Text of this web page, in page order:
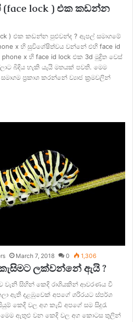
(face lock ) එක කඩන්න
) එක කඩන්න පුළුවන්ද ? ඇපල් සමාගමේ
x හි සුවිශේෂිත්වය වන්නේ එහි face id
x හි face id lock එක 3d මුද්‍රිත වෙස්
බිදිය හැකි යැයි මතයක් පවති. මෙම
ප්‍රකාශ කරන්නේ ව්‍යාජ ක්‍රමවලින්
March 7, 2018 0 1,306
ලක්වන්නේ ඇයි ?
වැනි සිහින් කෙදි රාශියකින් ආවරණය වී
ඇති දළඹුවෙක් අපගේ ශරිරයට ස්පර්ශ
කෙදි වල අග කැඩි අපගේ සම සිදුරැ
ඇතුළු වන කෙදි වල අග කොටස තුලින්